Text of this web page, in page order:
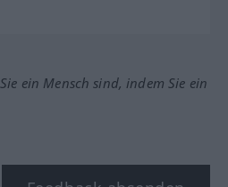
ein Mensch sind, indem Sie ein